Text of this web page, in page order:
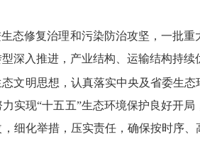
态修复治理和污染防治攻坚，一批重
深入推进， 产业结构、 运输结构持续
文明思想， 认真落实中央及省委生态
力实现“十五五”生态环境保护良好开局
细化举措， 压实责任， 确保按时序、